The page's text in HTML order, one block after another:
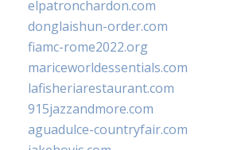
elpatronchardon.com
donglaishun-order.com
fiamc-rome2022.org
mariceworldessentials.com
lafisheriarestaurant.com
915jazzandmore.com
aguadulce-countryfair.com